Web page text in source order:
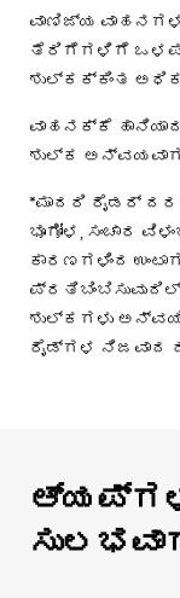
ವಾಣಿಜ್ಯ
ತೆರಿಗೆಗಳಿಗೆ
ಶುಲ್ಕಕ್ಕಿಂತ
ವಾಹನಕ್ಕೆ
ಶುಲ್ಕ
*ಮಾದರಿ ರೈಡರ್
ಭೂಗೋಳ, ಸಂಚಾರ
ಕಾರಣಗಳಿಂದ
ಶುಲ್ಕಗಳು
ರೈಡ್‌ಗಳ ನಿಜವಾದ